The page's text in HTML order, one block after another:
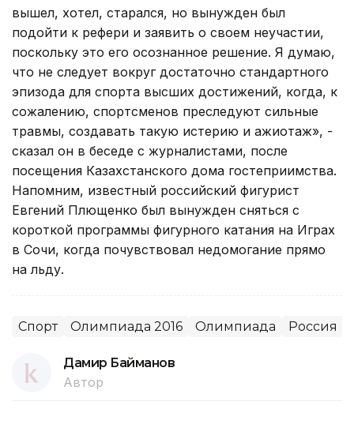
вышел, хотел, старался, но вынужден был
подойти к рефери и заявить о своем неучастии,
поскольку это его осознанное решение. Я думаю,
что не следует вокруг достаточно стандартного
эпизода для спорта высших достижений, когда, к
сожалению, спортсменов преследуют сильные
травмы, создавать такую истерию и ажиотаж», -
сказал он в беседе с журналистами, после
посещения Казахстанского дома гостеприимства.
Напомним, известный российский фигурист
Евгений Плющенко был вынужден сняться с
короткой программы фигурного катания на Играх
в Сочи, когда почувствовал недомогание прямо
на льду.
Спорт Олимпиада 2016 Олимпиада Россия
Дамир Байманов
Автор